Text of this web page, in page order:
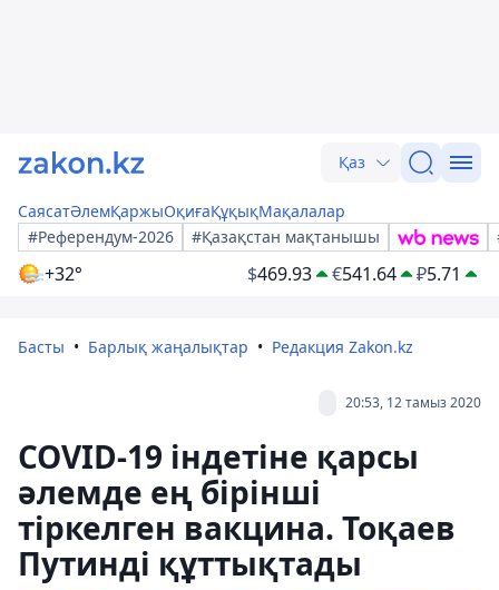
Қаз
СаясатӘлемҚаржыОқиғаҚұқықМақалалар
#Референдум-2026
#Қазақстан мақтанышы
+32° $469.93 €541.64 ₽5.71
Басты Барлық жаңалықтар Редакция Zakon.kz
20:53, 12 тамыз 2020
COVID-19 індетіне қарсы
әлемде ең бірінші
тіркелген вакцина. Тоқаев
Путинді құттықтады